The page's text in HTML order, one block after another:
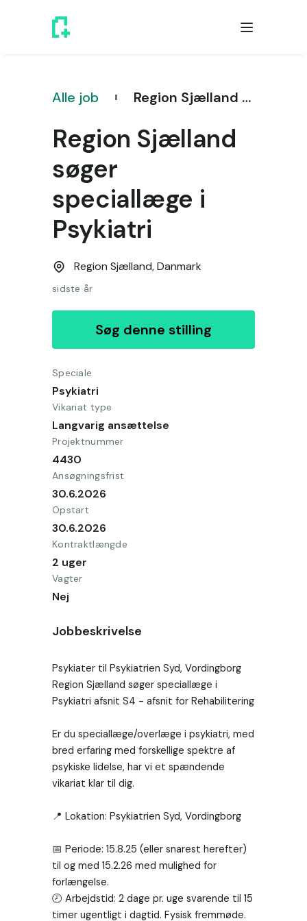
Alle job Region Sjælland søger speciallæge i Psykiatri
Region Sjælland
søger
speciallæge i
Psykiatri
Region Sjælland,Danmark
sidste år
Søg denne stilling
Speciale
Psykiatri
Vikariat type
Langvarig ansættelse
Projektnummer
4430
Ansøgningsfrist
30.6.2026
Opstart
30.6.2026
Kontraktlængde
2 uger
Vagter
Nej
Jobbeskrivelse
Psykiater til Psykiatrien Syd, Vordingborg
Region Sjælland søger speciallæge i
Psykiatri afsnit S4 - afsnit for Rehabilitering
Er du speciallæge/overlæge i psykiatri, med
bred erfaring med forskellige spektre af
psykiske lidelse, har vi et spændende
vikariat klar til dig.
📍 Lokation: Psykiatrien Syd, Vordingborg
📅 Periode: 15.8.25 (eller snarest herefter)
til og med 15.2.26 med mulighed for
forlængelse.
🕗 Arbejdstid: 2 dage pr. uge svarende til 15
timer ugentligt i dagtid. Fysisk fremmøde.